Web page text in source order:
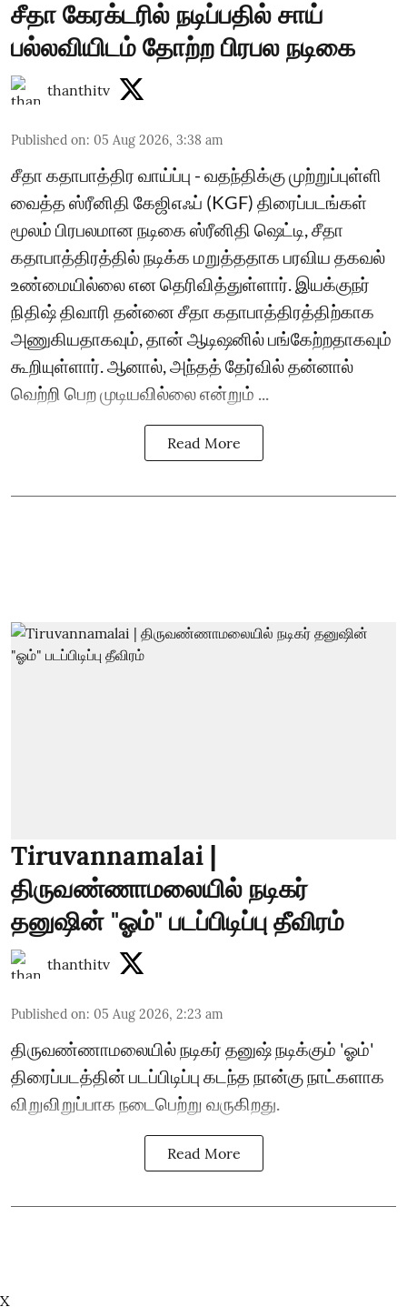
சீதா கேரக்டரில் நடிப்பதில் சாய்
பல்லவியிடம் தோற்ற பிரபல நடிகை
thanthitv
Published on: 05 Aug 2026, 3:38 am
சீதா கதாபாத்திர வாய்ப்பு - வதந்திக்கு முற்றுப்புள்ளி
வைத்த ஸ்ரீனிதி கேஜிஎஃப் (KGF) திரைப்படங்கள்
மூலம் பிரபலமான நடிகை ஸ்ரீனிதி ஷெட்டி, சீதா
கதாபாத்திரத்தில் நடிக்க மறுத்ததாக பரவிய தகவல்
உண்மையில்லை என தெரிவித்துள்ளார். இயக்குநர்
நிதிஷ் திவாரி தன்னை சீதா கதாபாத்திரத்திற்காக
அணுகியதாகவும், தான் ஆடிஷனில் பங்கேற்றதாகவும்
கூறியுள்ளார். ஆனால், அந்தத் தேர்வில் தன்னால்
வெற்றி பெற முடியவில்லை என்றும் ...
Read More
Tiruvannamalai |
திருவண்ணாமலையில் நடிகர்
தனுஷின் "ஓம்" படப்பிடிப்பு தீவிரம்
thanthitv
Published on: 05 Aug 2026, 2:23 am
திருவண்ணாமலையில் நடிகர் தனுஷ் நடிக்கும் 'ஓம்'
திரைப்படத்தின் படப்பிடிப்பு கடந்த நான்கு நாட்களாக
விறுவிறுப்பாக நடைபெற்று வருகிறது.
Read More
X